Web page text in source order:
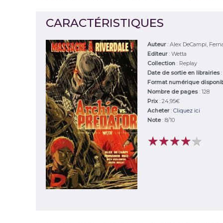
CARACTÉRISTIQUES
Auteur:Alex DeCampi,
Editeur:Wetta
Collection: Replay
Date de sortie en librairies
Format numérique
Nombre de pages: 128
Prix: 24,95€
Acheter:Cliquez ici
Note:8/10
★★★★★
★★★★★